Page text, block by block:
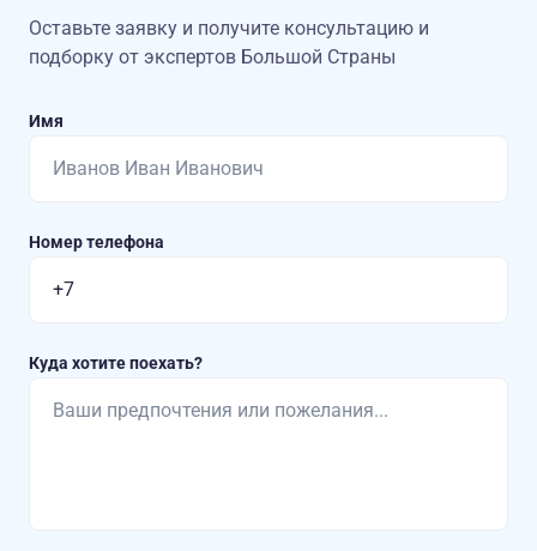
Оставьте заявку и получите консультацию и
подборку от экспертов Большой Страны
Имя
Номер телефона
Куда хотите поехать?